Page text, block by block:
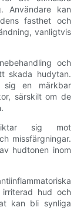
Användare kan
fasthet och
vanligtvis
och
skada hudytan.
en märkbar
särskilt om de
sig mot
missfärgningar.
hudtonen inom
hud och
kan bli synliga